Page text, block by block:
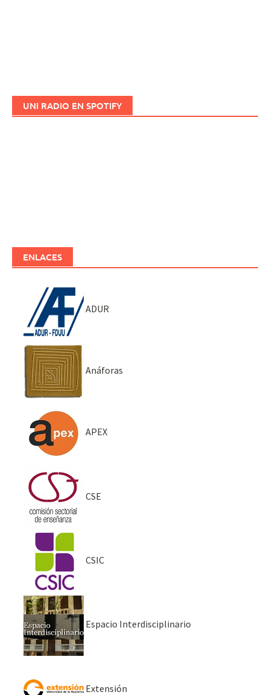
UNI RADIO EN SPOTIFY
ENLACES
ADUR
Anáforas
APEX
CSE
CSIC
Espacio Interdisciplinario
Extensión